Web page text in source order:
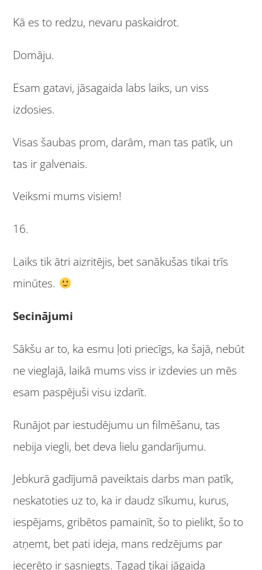
Kā es to redzu, nevaru paskaidrot.
Domāju.
Esam gatavi, jāsagaida labs laiks, un viss
izdosies.
Visas šaubas prom, darām, man tas patīk, un
tas ir galvenais.
Veiksmi mums visiem!
16.
Laiks tik ātri aizritējis, bet sanākušas tikai trīs
minūtes.
Secinājumi
Sākšu ar to, ka esmu ļoti priecīgs, ka šajā, nebūt
ne vieglajā, laikā mums viss ir izdevies un mēs
esam paspējuši visu izdarīt.
Runājot par iestudējumu un filmēšanu, tas
nebija viegli, bet deva lielu gandarījumu.
Jebkurā gadījumā paveiktais darbs man patīk,
neskatoties uz to, ka ir daudz sīkumu, kurus,
iespējams, gribētos pamainīt, šo to pielikt, šo to
atņemt, bet pati ideja, mans redzējums par
iecerēto ir sasniegts. Tagad tikai jāgaida